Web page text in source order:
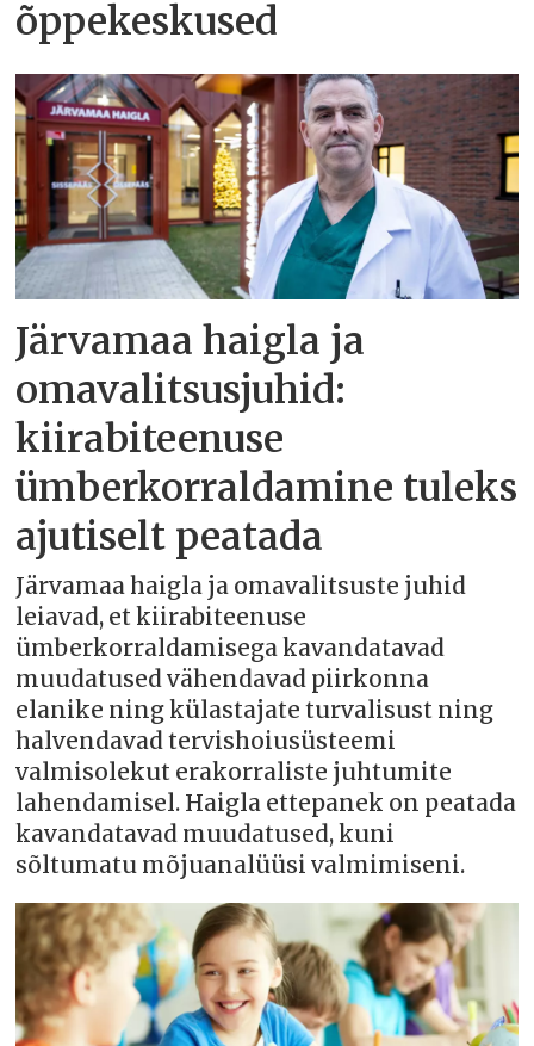
õppekeskused
Järvamaa haigla ja
omavalitsusjuhid:
kiirabiteenuse
ümberkorraldamine tuleks
ajutiselt peatada
Järvamaa haigla ja omavalitsuste juhid
leiavad, et kiirabiteenuse
ümberkorraldamisega kavandatavad
muudatused vähendavad piirkonna
elanike ning külastajate turvalisust ning
halvendavad tervishoiusüsteemi
valmisolekut erakorraliste juhtumite
lahendamisel. Haigla ettepanek on peatada
kavandatavad muudatused, kuni
sõltumatu mõjuanalüüsi valmimiseni.